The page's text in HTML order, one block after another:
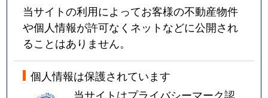
当サイトの利用によってお客様の不動産物件
や個人情報が許可なくネットなどに公開され
ることはありません。
個人情報は保護されています
当サイトはプライバシーマーク認